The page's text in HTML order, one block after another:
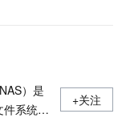
）是
系统。
+关注